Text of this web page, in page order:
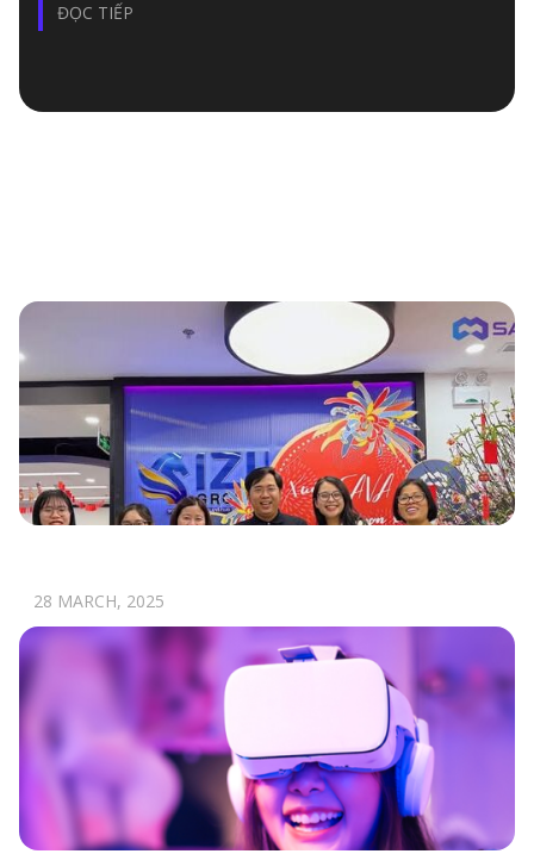
ĐỌC TIẾP
28 MARCH, 2025